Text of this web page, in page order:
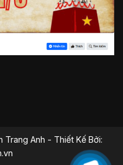
Anh - Thiết Kế Bởi: